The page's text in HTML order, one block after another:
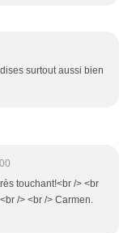
surtout aussi bien
touchant!<br /> <br
/> <br /> Carmen.